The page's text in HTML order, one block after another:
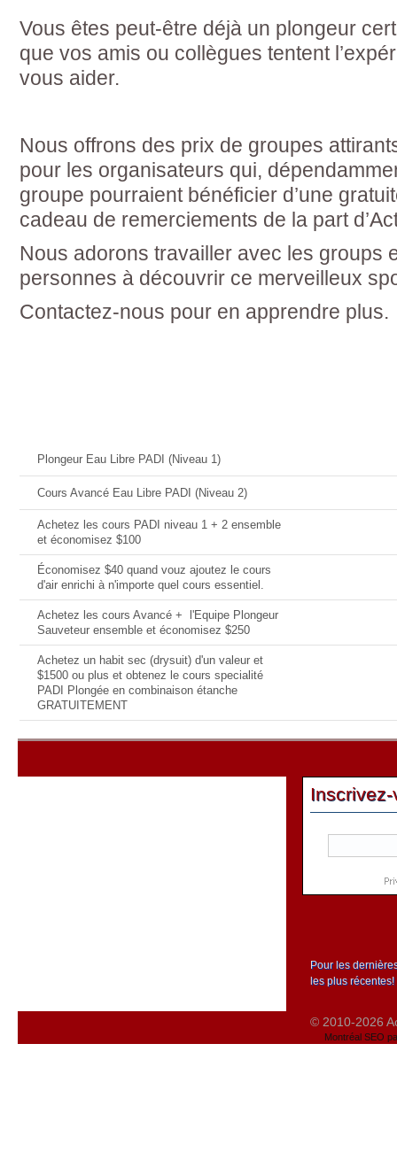
Vous êtes peut-être déjà un plongeur
que vos amis ou collègues tentent
vous aider.
Nous offrons des prix de groupes
pour les organisateurs qui,
groupe pourraient bénéficier d’une
cadeau de remerciements de la part
Nous adorons travailler avec les groups
personnes à découvrir ce merveilleux
Contactez-nous pour en apprendre plus.
Plongeur Eau Libre PADI (Niveau 1)
Cours Avancé Eau Libre PADI (Niveau 2)
Achetez les cours PADI niveau 1 + 2 ensemble
et économisez $100
Économisez $40 quand vouz ajoutez le cours
d'air enrichi à n'importe quel cours essentiel.
Achetez les cours Avancé + l'Equipe Plongeur
Sauveteur ensemble et économisez $250
Achetez un habit sec (drysuit) d'un valeur et
$1500 ou plus et obtenez le cours specialité
PADI Plongée en combinaison étanche
GRATUITEMENT
Pour les
les plus récentes!
© 2010-2026
Montréal SEO